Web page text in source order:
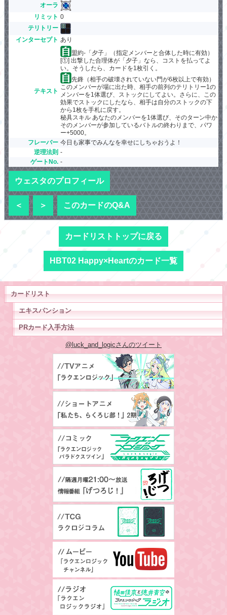
オーラ
リミット 0
テリトリー
インターセプト あり
テキスト
盟約-「夕子」（指定メンバーと合体した時に有効）
[①] 出撃した合理体が「夕子」なら、コストを払ってよ
い。そうしたら、カードを1枚引く。
先鋒（相手の破壊されていない門が6枚以上で有効）
このメンバーが場に出た時、相手の前列のテリトリー1の
メンバーを1体選び、ストックにしてよい。さらに、この
効果でストックにしたなら、相手は自分のストックの下
から1枚を手札に戻す。
秘具スキル あなたのメンバーを1体選び、そのターン中か
そのメンバーが参加しているバトルの終わりまで、パワ
ー+5000。
フレーバー 今日も家事でみんなを幸せにしちゃおうよ！
逆理法則 -
ゲートNo. -
ウェスタのプロフィール
＜ ＞ このカードのQ&A
カードリストトップに戻る
HBT02 Happy×Heartのカード一覧
カードリスト
エキスパンション
PRカード入手方法
@luck_and_logicさんのツイート